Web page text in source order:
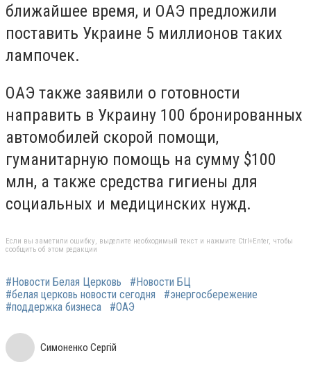
ближайшее время, и ОАЭ предложили
поставить Украине 5 миллионов таких
лампочек.
ОАЭ также заявили о готовности
направить в Украину 100 бронированных
автомобилей скорой помощи,
гуманитарную помощь на сумму $100
млн, а также средства гигиены для
социальных и медицинских нужд.
Если вы заметили ошибку, выделите необходимый текст и нажмите Ctrl+Enter, чтобы
сообщить об этом редакции
#Новости Белая Церковь
#Новости БЦ
#белая церковь новости сегодня
#энергосбережение
#поддержка бизнеса
#ОАЭ
Симоненко Сергій